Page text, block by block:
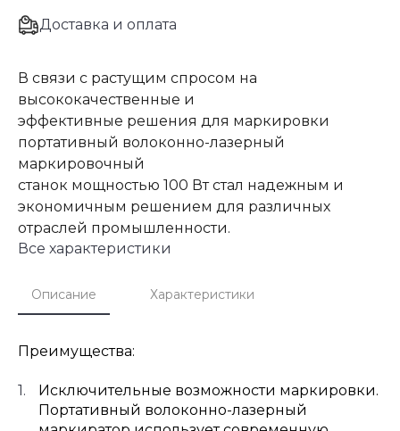
Доставка и оплата
В связи с растущим спросом на
высококачественные и
эффективные решения для маркировки
портативный волоконно-лазерный
маркировочный
станок мощностью 100 Вт стал надежным и
экономичным решением для различных
отраслей промышленности.
Все характеристики
Описание Характеристики
Преимущества:
Исключительные возможности маркировки.
Портативный волоконно-лазерный